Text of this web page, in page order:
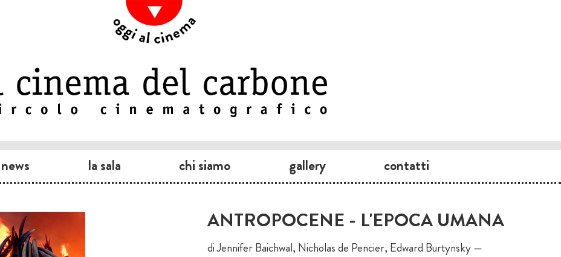
news la sala chi siamo gallery contatti
ANTROPOCENE - L'EPOCA UMANA
di Jennifer Baichwal, Nicholas de Pencier, Edward Burtynsky —